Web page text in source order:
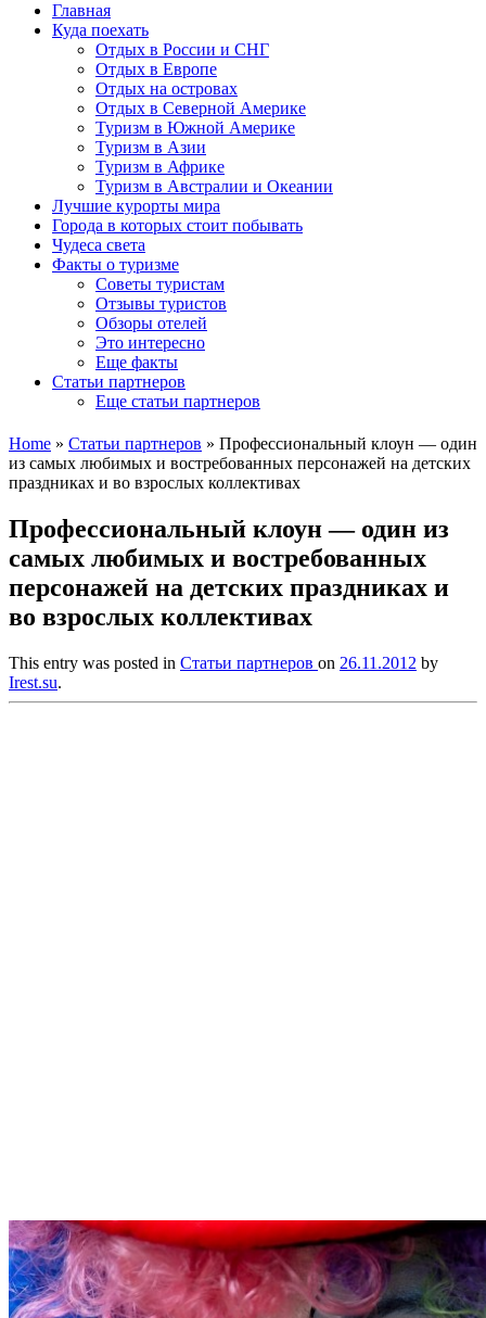
Главная
Куда поехать
Отдых в России и СНГ
Отдых в Европе
Отдых на островах
Отдых в Северной Америке
Туризм в Южной Америке
Туризм в Азии
Туризм в Африке
Туризм в Австралии и Океании
Лучшие курорты мира
Города в которых стоит побывать
Чудеса света
Факты о туризме
Советы туристам
Отзывы туристов
Обзоры отелей
Это интересно
Еще факты
Статьи партнеров
Еще статьи партнеров
Home » Статьи партнеров » Профессиональный клоун — один
из самых любимых и востребованных персонажей на детских
праздниках и во взрослых коллективах
Профессиональный клоун — один из
самых любимых и востребованных
персонажей на детских праздниках и
во взрослых коллективах
This entry was posted in Статьи партнеров on 26.11.2012 by
Irest.su.